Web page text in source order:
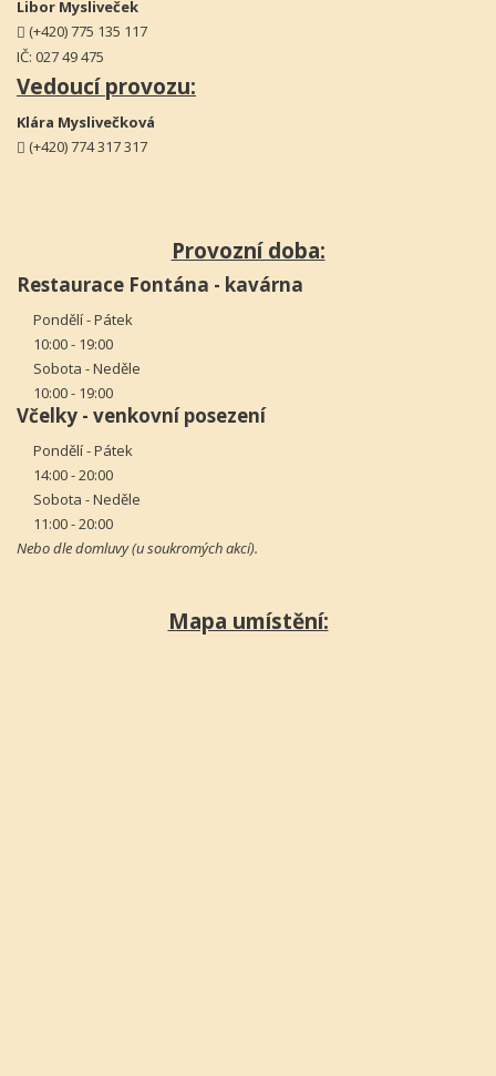
Libor Mysliveček
(+420) 775 135 117
IČ: 027 49 475
Vedoucí provozu:
Klára Myslivečková
(+420) 774 317 317
Provozní doba:
Restaurace Fontána - kavárna
Pondělí - Pátek
10:00 - 19:00
Sobota - Neděle
10:00 - 19:00
Včelky - venkovní posezení
Pondělí - Pátek
14:00 - 20:00
Sobota - Neděle
11:00 - 20:00
Nebo dle domluvy (u soukromých akcí).
Mapa umístění: